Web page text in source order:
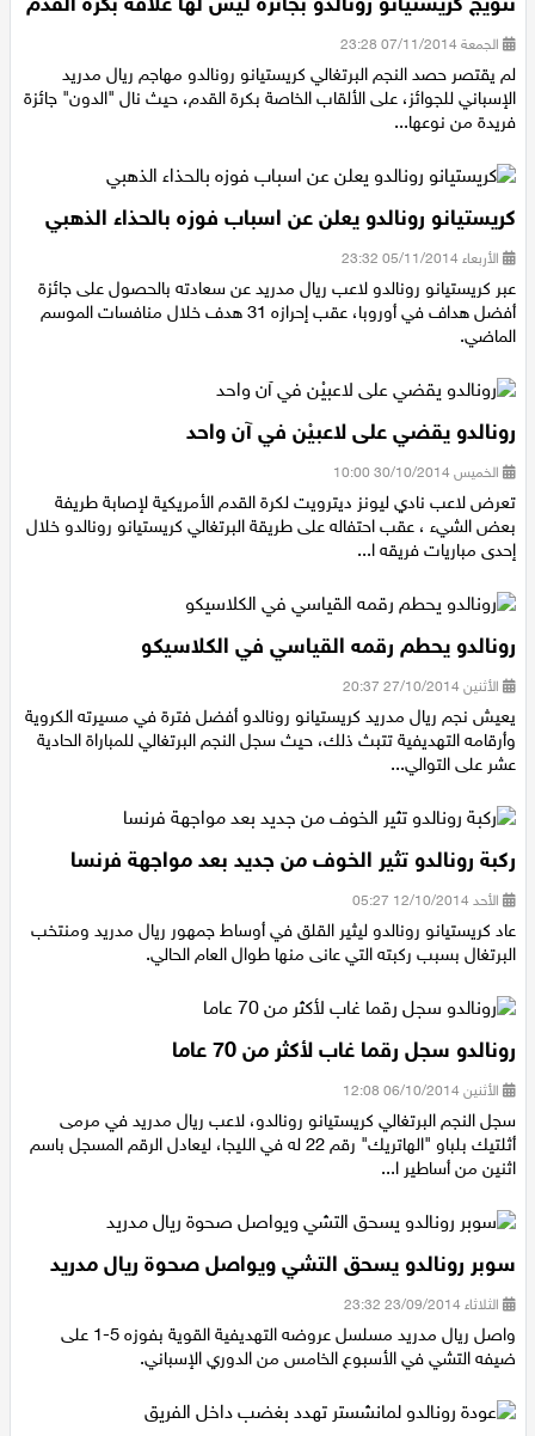
تتويج كريستيانو رونالدو بجائزة ليس لها علاقة بكرة القدم
الجمعة 07/11/2014 23:28
لم يقتصر حصد النجم البرتغالي كريستيانو رونالدو مهاجم ريال مدريد
الإسباني للجوائز، على الألقاب الخاصة بكرة القدم، حيث نال "الدون" جائزة
كريستيانو رونالدو يعلن عن اسباب فوزه بالحذاء الذهبي
الأربعاء 05/11/2014 23:32
عبر كريستيانو رونالدو لاعب ريال مدريد عن سعادته بالحصول على جائزة
رونالدو يقضي على لاعبيْن في آن واحد
الخميس 30/10/2014 10:00
تعرض لاعب نادي ليونز ديترويت لكرة القدم الأمريكية لإصابة طريفة
بعض الشيء ، عقب احتفاله على طريقة البرتغالي كريستيانو رونالدو خلال
رونالدو يحطم رقمه القياسي في الكلاسيكو
الأثنين 27/10/2014 20:37
يعيش نجم ريال مدريد كريستيانو رونالدو أفضل فترة في مسيرته الكروية
وأرقامه التهديفية تتبث ذلك، حيث سجل النجم البرتغالي للمباراة الحادية
ركبة رونالدو تثير الخوف من جديد بعد مواجهة فرنسا
الأحد 12/10/2014 05:27
عاد كريستيانو رونالدو ليثير القلق في أوساط جمهور ريال مدريد ومنتخب
رونالدو سجل رقما غاب لأكثر من 70 عاما
الأثنين 06/10/2014 12:08
سجل النجم البرتغالي كريستيانو رونالدو، لاعب ريال مدريد في مرمى
سوبر رونالدو يسحق التشي ويواصل صحوة ريال مدريد
الثلاثاء 23/09/2014 23:32